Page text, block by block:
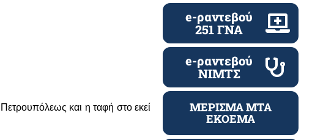
και η ταφή στο εκεί
e-ραντεβού
251 ΓΝΑ
e-ραντεβού
ΝΙΜΤΣ
ΜΕΡΙΣΜΑ ΜΤΑ
ΕΚΟΕΜΑ